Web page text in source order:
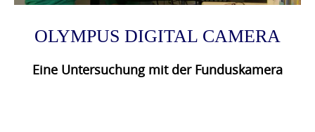
OLYMPUS DIGITAL CAMERA
Eine Untersuchung mit der Funduskamera